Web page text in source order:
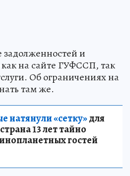
и
на сайте ГУФССП, так
Об ограничениях на
там же.
натянули «сетку»для
13 лет тайно
гостей